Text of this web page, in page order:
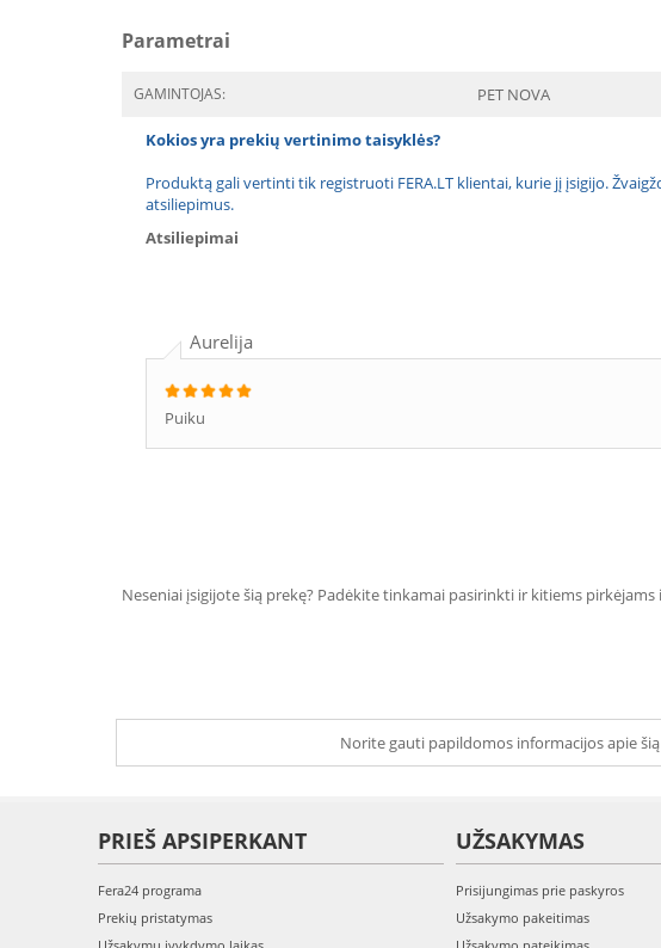
Parametrai
GAMINTOJAS: PET NOVA
Kokios yra prekių vertinimo taisyklės?
Produktą gali vertinti tik registruoti FERA.LT klientai, kurie jį įsigijo.
atsiliepimus.
Atsiliepimai
Aurelija
Puiku
Neseniai įsigijote šią prekę? Padėkite tinkamai pasirinkti ir kitiems
Norite gauti papildomos informacijos apie
PRIEŠ APSIPERKANT
Fera24 programa
Prekių pristatymas
UŽSAKYMAS
Prisijungimas prie paskyros
Užsakymo pakeitimas